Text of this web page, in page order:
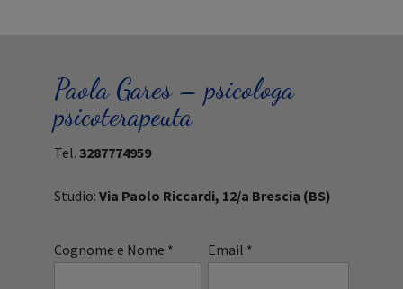
Paola Gares – psicologa
psicoterapeuta
Tel. 3287774959
Studio: Via Paolo Riccardi, 12/a Brescia (BS)
Cognome e Nome * Email *